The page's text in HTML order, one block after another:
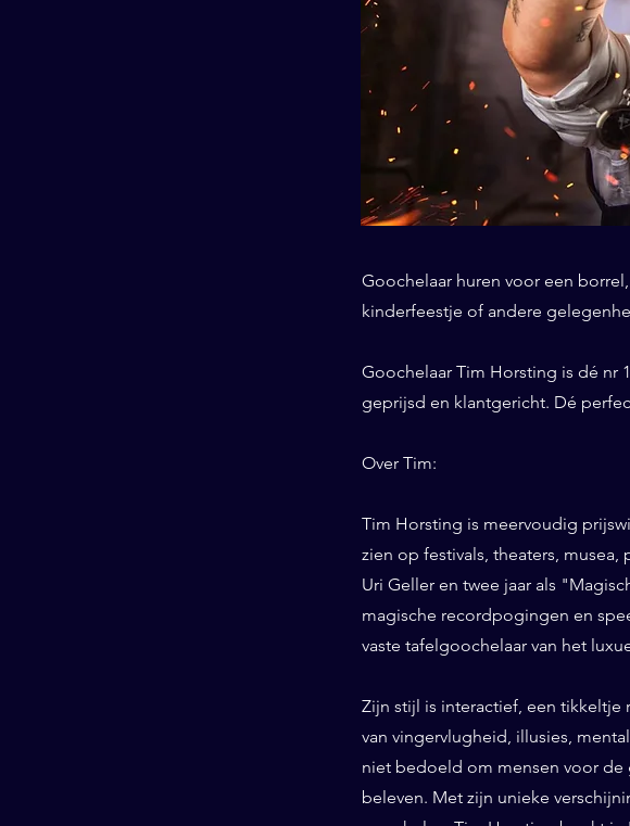
Goochelaar huren voor een
kinderfeestje of andere
Goochelaar Tim Horsting is dé nr
geprijsd en klantgericht. Dé
Over Tim:
Tim Horsting is meervoudig
zien op festivals, theaters,
Uri Geller en twee jaar als
magische recordpogingen en
vaste tafelgoochelaar van het
Zijn stijl is interactief, een
van vingervlugheid, illusies,
niet bedoeld om mensen voor de
beleven. Met zijn unieke